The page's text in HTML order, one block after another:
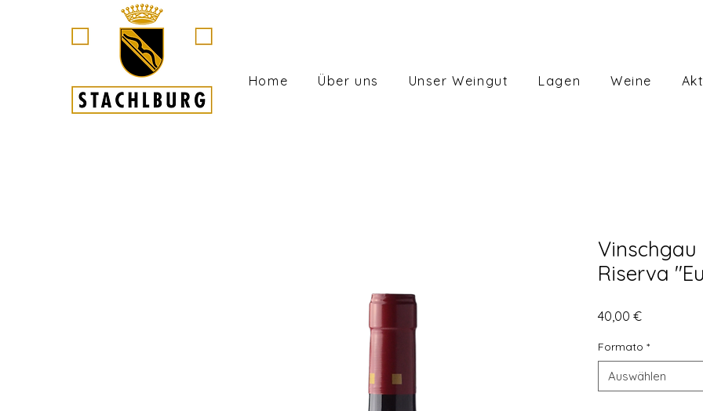
Home Über uns Unser Weingut Lagen Weine
Riserva
40,00 €Preis
Formato *
Auswählen